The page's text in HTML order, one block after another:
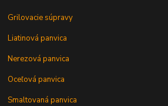
Grilovacie súpravy
Liatinová panvica
Nerezová panvica
Oceľová panvica
Smaltovaná panvica